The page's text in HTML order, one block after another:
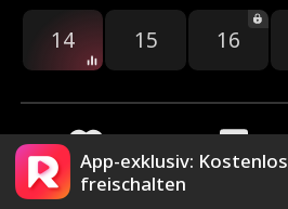
14 15 16
1.9k
App-exklusiv: Kostenlos
freischalten